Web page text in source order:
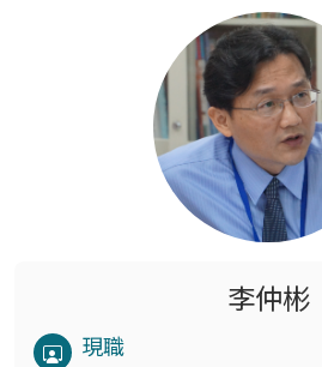
李仲彬
現職